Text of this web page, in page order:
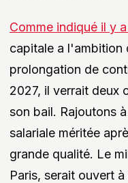
Comme indiqué il y
capitale a l'ambition
prolongation de
2027, il verrait deux
son bail. Rajoutons
salariale méritée
grande qualité. Le
Paris, serait ouvert